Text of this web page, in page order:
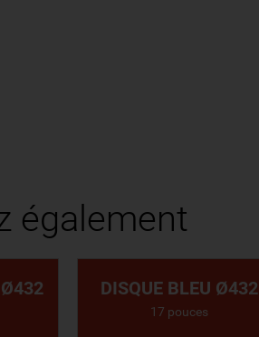
également
Ø432 DISQUE BLEU Ø432
17 pouces